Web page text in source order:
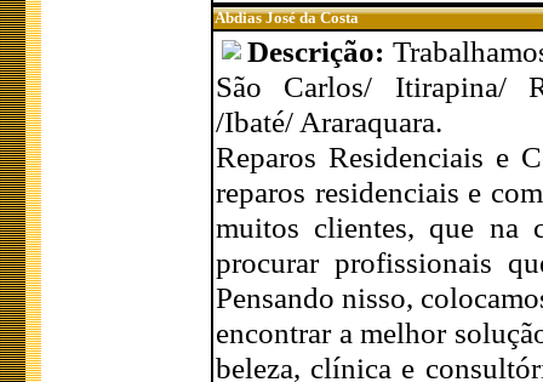
Abdias José da Costa
Descrição:
São Carlos/ Itirapina/
/Ibaté/ Araraquara.
Reparos Residenciais e
reparos residenciais e
muitos clientes, que na
procurar profissionais
Pensando nisso,
encontrar a melhor
beleza, clínica e